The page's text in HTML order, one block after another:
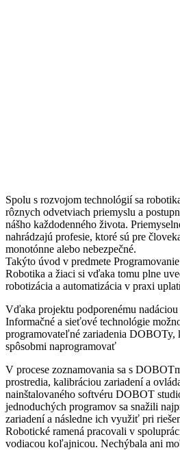
Spolu s rozvojom technológií sa
rôznych odvetviach priemyslu a
nášho každodenného života.
nahrádzajú profesie, ktoré sú pre
monotónne alebo nebezpečné.
Takýto úvod v predmete
Robotika a žiaci si vďaka tomu plne
robotizácia a automatizácia v praxi
Vďaka projektu podporenému
Informačné a sieťové technológie
programovateľné zariadenia DOBOTy,
spôsobmi naprogramovať
V procese zoznamovania sa s
prostredia, kalibráciou zariadení a
nainštalovaného softvéru DOBOT
jednoduchých programov sa snažili
zariadení a následne ich využiť pri
Robotické ramená pracovali v
vodiacou koľajnicou. Nechýbala ani